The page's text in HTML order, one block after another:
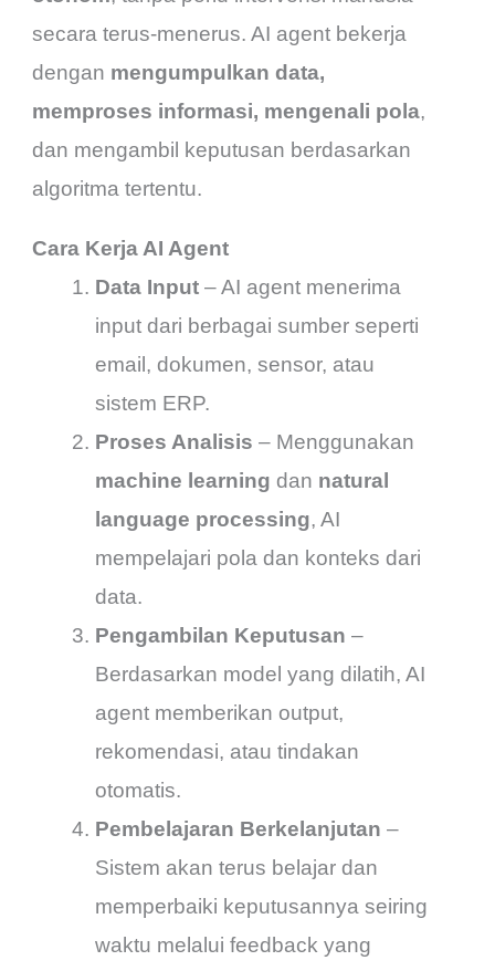
secara terus-menerus. AI agent bekerja
dengan mengumpulkan data,
memproses informasi, mengenali pola,
dan mengambil keputusan berdasarkan
algoritma tertentu.
Cara Kerja AI Agent
Data Input – AI agent menerima
input dari berbagai sumber seperti
email, dokumen, sensor, atau
sistem ERP.
Proses Analisis – Menggunakan
machine learning dan natural
language processing, AI
mempelajari pola dan konteks dari
data.
Pengambilan Keputusan –
Berdasarkan model yang dilatih, AI
agent memberikan output,
rekomendasi, atau tindakan
otomatis.
Pembelajaran Berkelanjutan –
Sistem akan terus belajar dan
memperbaiki keputusannya seiring
waktu melalui feedback yang